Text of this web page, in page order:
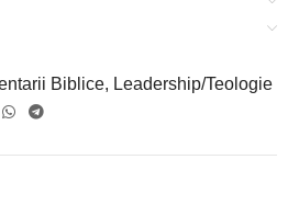
Biblice, Leadership/Teologie